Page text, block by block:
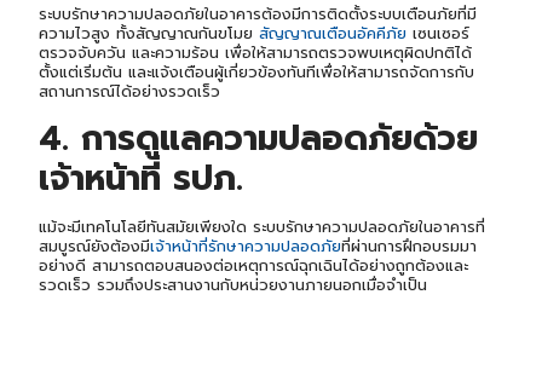
ระบบรักษาความปลอดภัยในอาคารต้องมีการติดตั้งระบบเตือนภัยที่มี
ความไวสูง ทั้งสัญญาณกันขโมย สัญญาณเตือนอัคคีภัย เซนเซอร์
ตรวจจับควัน และความร้อน เพื่อให้สามารถตรวจพบเหตุผิดปกติได้
ตั้งแต่เริ่มต้น และแจ้งเตือนผู้เกี่ยวข้องทันทีเพื่อให้สามารถจัดการกับ
สถานการณ์ได้อย่างรวดเร็ว
4. การดูแลความปลอดภัยด้วย
เจ้าหน้าที่ รปภ.
แม้จะมีเทคโนโลยีทันสมัยเพียงใด ระบบรักษาความปลอดภัยในอาคารที่
สมบูรณ์ยังต้องมีเจ้าหน้าที่รักษาความปลอดภัยที่ผ่านการฝึกอบรมมา
อย่างดี สามารถตอบสนองต่อเหตุการณ์ฉุกเฉินได้อย่างถูกต้องและ
รวดเร็ว รวมถึงประสานงานกับหน่วยงานภายนอกเมื่อจำเป็น